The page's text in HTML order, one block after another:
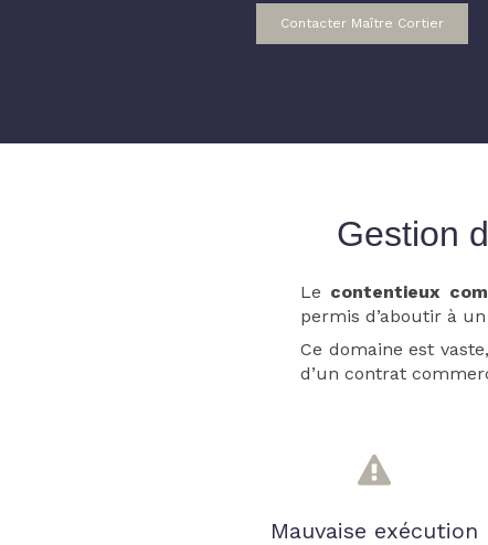
Contacter Maître Cortier
Gestion
Le contentieux
permis d’aboutir à
Ce domaine est
d’un contrat
Mauvaise exécution